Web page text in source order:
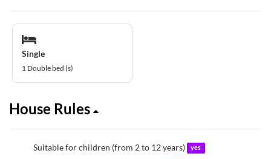
Single
1 Double bed (s)
House Rules
Suitable for children (from 2 to 12 years) yes